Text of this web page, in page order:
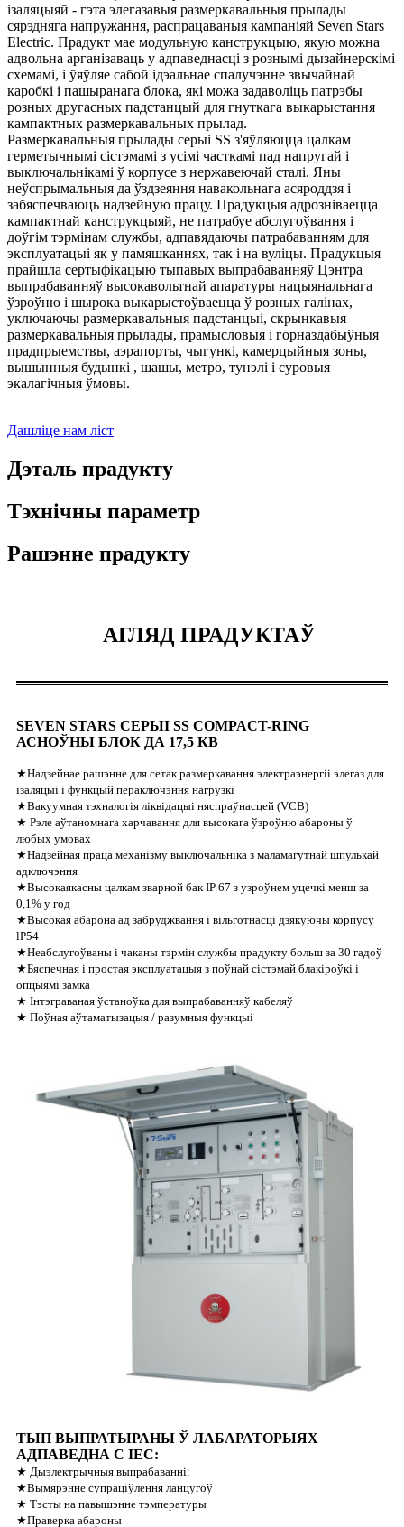
ізаляцыяй - гэта элегазавыя размеркавальныя прылады
сярэдняга напружання, распрацаваныя кампаніяй Seven Stars
Electric. Прадукт мае модульную канструкцыю, якую можна
адвольна арганізаваць у адпаведнасці з рознымі дызайнерскімі
схемамі, і ўяўляе сабой ідэальнае спалучэнне звычайнай
каробкі і пашыранага блока, які можа задаволіць патрэбы
розных другасных падстанцый для гнуткага выкарыстання
кампактных размеркавальных прылад.
Размеркавальныя прылады серыі SS з'яўляюцца цалкам
герметычнымі сістэмамі з усімі часткамі пад напругай і
выключальнікамі ў корпусе з нержавеючай сталі. Яны
неўспрымальныя да ўздзеяння навакольнага асяроддзя і
забяспечваюць надзейную працу. Прадукцыя адрозніваецца
кампактнай канструкцыяй, не патрабуе абслугоўвання і
доўгім тэрмінам службы, адпавядаючы патрабаванням для
эксплуатацыі як у памяшканнях, так і на вуліцы. Прадукцыя
прайшла сертыфікацыю тыпавых выпрабаванняў Цэнтра
выпрабаванняў высокавольтнай апаратуры нацыянальнага
ўзроўню і шырока выкарыстоўваецца ў розных галінах,
уключаючы размеркавальныя падстанцыі, скрынкавыя
размеркавальныя прылады, прамысловыя і горназдабыўныя
прадпрыемствы, аэрапорты, чыгункі, камерцыйныя зоны,
вышынныя будынкі , шашы, метро, ​​тунэлі і суровыя
экалагічныя ўмовы.
Дашліце нам ліст
Дэталь прадукту
Тэхнічны параметр
Рашэнне прадукту
АГЛЯД ПРАДУКТАЎ
SEVEN STARS СЕРЫІ SS COMPACT-RING
АСНОЎНЫ БЛОК ДА 17,5 КВ
★Надзейнае рашэнне для сетак размеркавання электраэнергіі элегаз для
ізаляцыі і функцый пераключэння нагрузкі
★Вакуумная тэхналогія ліквідацыі няспраўнасцей (VCB)
★ Рэле аўтаномнага харчавання для высокага ўзроўню абароны ў
любых умовах
★Надзейная праца механізму выключальніка з маламагутнай шпулькай
адключэння
★Высокаякасны цалкам зварной бак IP 67 з узроўнем уцечкі менш за
0,1% у год
★Высокая абарона ад забруджвання і вільготнасці дзякуючы корпусу
lP54
★Неабслугоўваны і чаканы тэрмін службы прадукту больш за 30 гадоў
★Бяспечная і простая эксплуатацыя з поўнай сістэмай блакіроўкі і
опцыямі замка
★ Інтэграваная ўстаноўка для выпрабаванняў кабеляў
★ Поўная аўтаматызацыя / разумныя функцыі
ТЫП ВЫПРАТЫРАНЫ Ў ЛАБАРАТОРЫЯХ
АДПАВЕДНА С IEC:
★ Дыэлектрычныя выпрабаванні:
★Вымярэнне супраціўлення ланцугоў
★ Тэсты на павышэнне тэмпературы
★Праверка абароны